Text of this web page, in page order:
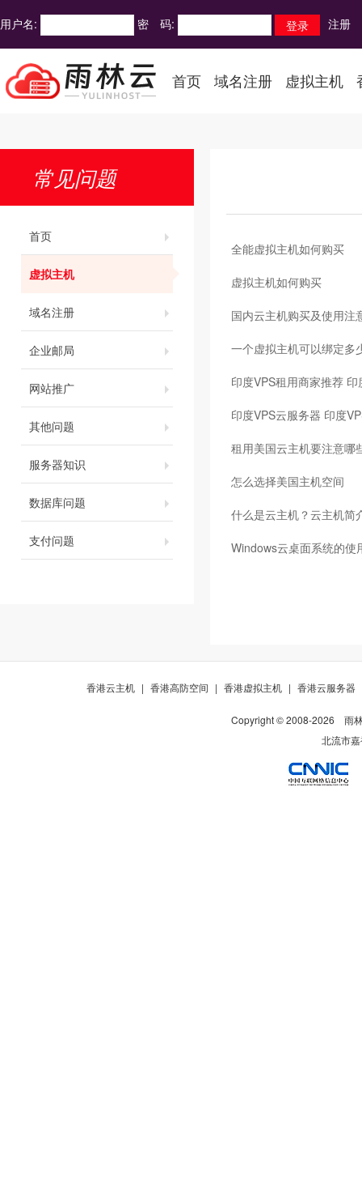
用户名: 密 码: 注册
首页 域名注册 虚拟主机
常见问题
首页
虚拟主机
域名注册
企业邮局
网站推广
其他问题
服务器知识
数据库问题
支付问题
全能虚拟主机如何购买
虚拟主机如何购买
国内云主机购买及使用注
一个虚拟主机可以绑定多
印度VPS租用商家推荐
印度VPS云服务器 印度
租用美国云主机要注意哪
怎么选择美国主机空间
什么是云主机？云主机简
Windows云桌面系统的使
香港云主机 | 香港高防空间 | 香港虚拟主机 | 香港云服务器
Copyright © 2008-2026
雨
北流市